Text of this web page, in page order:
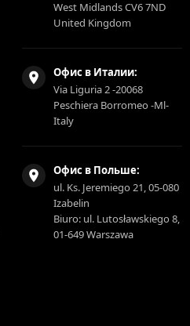
West Midlands CV6 7ND
United Kingdom
Офис в Италии:
Via Liguria 2 -20068
Peschiera Borromeo -Ml-
Italy
Офис в Польше:
ul. Ks. Jeremiego 21, 05-080
Izabelin
Biuro: ul. Lutosławskiego 8,
01-649 Warszawa